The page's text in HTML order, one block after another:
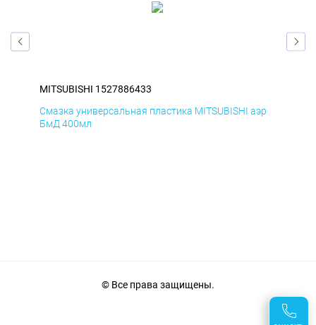
MITSUBISHI 1527886433
Смазка универсальная пластика MITSUBISHI аэр
БмД 400мл
© Все права защищены.